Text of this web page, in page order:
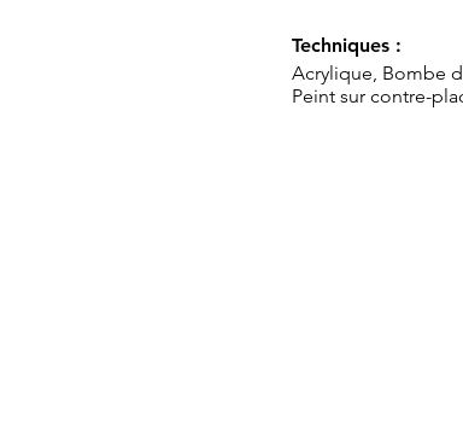
Techniques :
Acrylique, Bombe
Peint sur contre-